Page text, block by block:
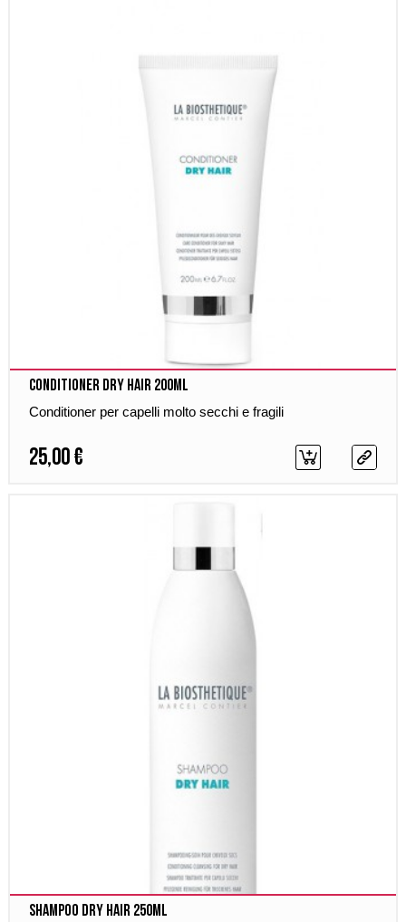
Conditioner Dry Hair 200ml
Conditioner per capelli molto secchi e fragili
25,00 €
Shampoo Dry Hair 250ml